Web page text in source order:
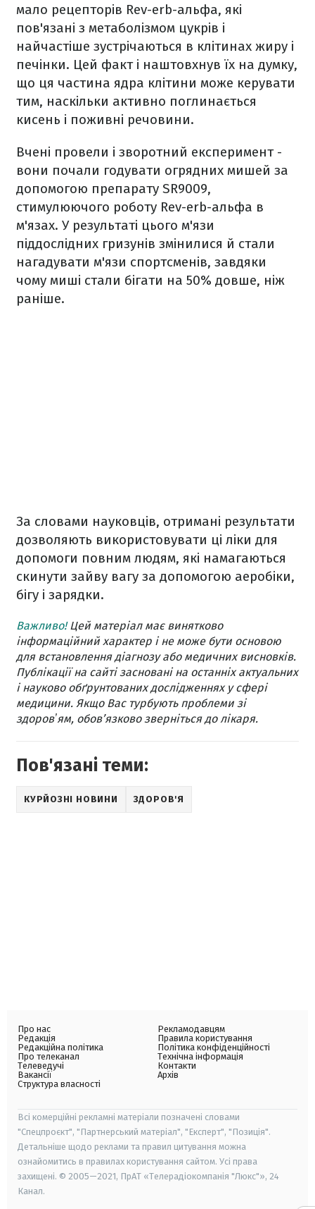
мало рецепторів Rev-erb-альфа, які
пов'язані з метаболізмом цукрів і
найчастіше зустрічаються в клітинах жиру і
печінки. Цей факт і наштовхнув їх на думку,
що ця частина ядра клітини може керувати
тим, наскільки активно поглинається
кисень і поживні речовини.
Вчені провели і зворотний експеримент -
вони почали годувати огрядних мишей за
допомогою препарату SR9009,
стимулюючого роботу Rev-erb-альфа в
м'язах. У результаті цього м'язи
піддослідних гризунів змінилися й стали
нагадувати м'язи спортсменів, завдяки
чому миші стали бігати на 50% довше, ніж
раніше.
За словами науковців, отримані результати
дозволяють використовувати ці ліки для
допомоги повним людям, які намагаються
скинути зайву вагу за допомогою аеробіки,
бігу і зарядки.
Важливо!Цей матеріал має винятково
інформаційний характер і не може бути основою
для встановлення діагнозу або медичних висновків.
Публікації на сайті засновані на останніх актуальних
і науково обґрунтованих дослідженнях у сфері
медицини. Якщо Вас турбують проблеми зі
здоровʼям, обов’язково зверніться до лікаря.
Пов'язані теми:
КУРЙОЗНІ НОВИНИ ЗДОРОВ'Я
Про нас
Редакція
Редакційна політика
Про телеканал
Телеведучі
Вакансії
Структура власності
Рекламодавцям
Правила користування
Політика конфіденційності
Технічна інформація
Контакти
Архів
Всі комерційні рекламні матеріали позначені словами
"Спецпроєкт", "Партнерський матеріал", "Експерт", "Позиція".
Детальніше щодо реклами та правил цитування можна
ознайомитись в правилах користування сайтом. Усі права
захищені. © 2005—2021, ПрАТ «Телерадіокомпанія "Люкс"», 24
Канал.